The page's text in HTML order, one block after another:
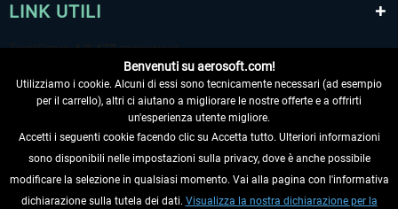
LINK UTILI
RECEDERE DAL CONTRATTO
Benvenuti su aerosoft.com!
Utilizziamo i cookie. Alcuni di essi sono tecnicamente necessari (ad esempio
per il carrello), altri ci aiutano a migliorare le nostre offerte e a offrirti
un'esperienza utente migliore.
Accetti i seguenti cookie facendo clic su Accetta tutto. Ulteriori informazioni
sono disponibili nelle impostazioni sulla privacy, dove è anche possibile
modificare la selezione in qualsiasi momento. Vai alla pagina con l'informativa
dichiarazione sulla tutela dei dati. Visualizza la nostra dichiarazione per la